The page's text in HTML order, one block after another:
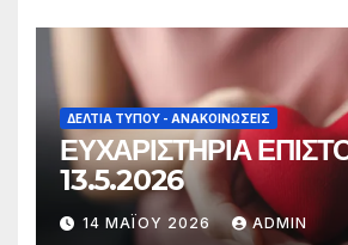
ΔΕΛΤΊΑ ΤΎΠΟΥ - ΑΝΑΚΟΙΝΏΣΕΙΣ
ΕΥΧΑΡΙΣΤΗΡΙΑ
13.5.2026
14 ΜΑΪ́ΟΥ 2026 ADMIN